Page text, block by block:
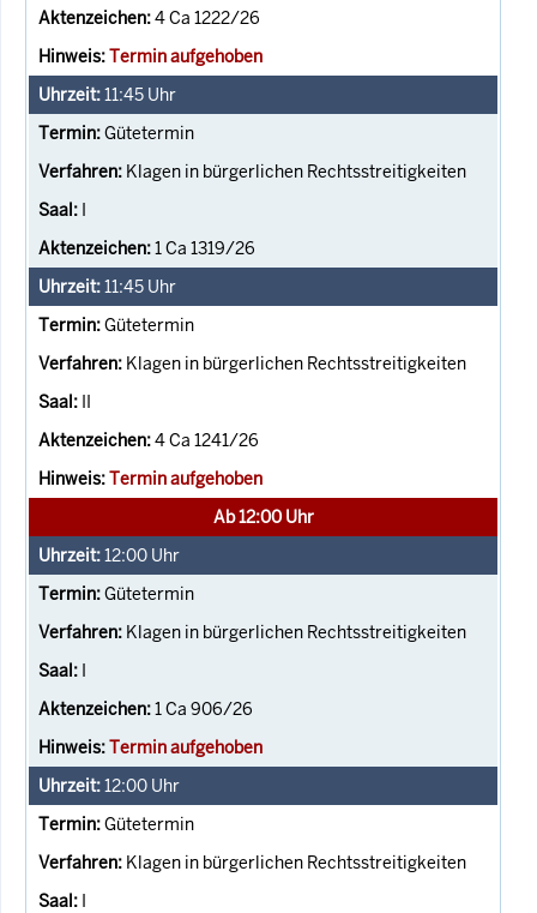
4 Ca 1222/26
Termin aufgehoben
11:45 Uhr
Gütetermin
Klagen in bürgerlichen Rechtsstreitigkeiten
I
1 Ca 1319/26
11:45 Uhr
Gütetermin
Klagen in bürgerlichen Rechtsstreitigkeiten
II
4 Ca 1241/26
Termin aufgehoben
Ab 12:00 Uhr
12:00 Uhr
Gütetermin
Klagen in bürgerlichen Rechtsstreitigkeiten
I
1 Ca 906/26
Termin aufgehoben
12:00 Uhr
Gütetermin
Klagen in bürgerlichen Rechtsstreitigkeiten
I